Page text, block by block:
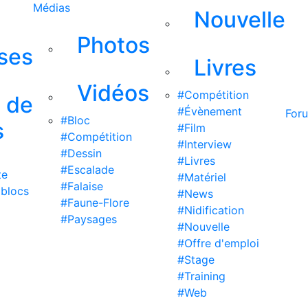
de
Médias
Photos
Vidéos
#Bloc
#Compétition
#Dessin
#Escalade
#Falaise
#Faune-Flore
#Paysages
Nouvelle
Livres
#Compétition
#Évènement
#Film
#Interview
#Livres
#Matériel
#News
#Nidification
#Nouvelle
#Offre d'emploi
#Stage
#Training
#Web